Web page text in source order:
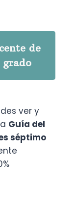
de
grado
ver y
Guía del
séptimo